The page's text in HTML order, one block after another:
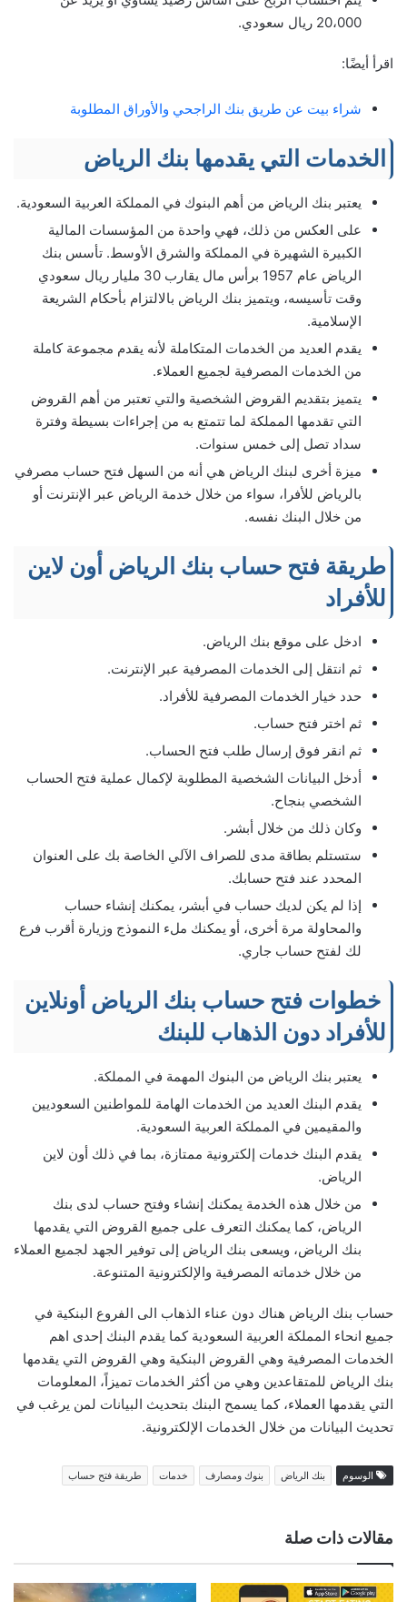
20،000 ريال سعودي.
اقرأ أيضًا:
شراء بيت عن طريق بنك الراجحي والأوراق المطلوبة
الخدمات التي يقدمها بنك الرياض
يعتبر بنك الرياض من أهم البنوك في المملكة العربية السعودية.
على العكس من ذلك، فهي واحدة من المؤسسات المالية
الكبيرة الشهيرة في المملكة والشرق الأوسط. تأسس بنك
الرياض عام 1957 برأس مال يقارب 30 مليار ريال سعودي
وقت تأسيسه، ويتميز بنك الرياض بالالتزام بأحكام الشريعة
الإسلامية.
يقدم العديد من الخدمات المتكاملة لأنه يقدم مجموعة كاملة
من الخدمات المصرفية لجميع العملاء.
يتميز بتقديم القروض الشخصية والتي تعتبر من أهم القروض
التي تقدمها المملكة لما تتمتع به من إجراءات بسيطة وفترة
سداد تصل إلى خمس سنوات.
ميزة أخرى لبنك الرياض هي أنه من السهل فتح حساب مصرفي
بالرياض للأفرا، سواء من خلال خدمة الرياض عبر الإنترنت أو
من خلال البنك نفسه.
طريقة فتح حساب بنك الرياض أون لاين
للأفراد
ادخل على موقع بنك الرياض.
ثم انتقل إلى الخدمات المصرفية عبر الإنترنت.
حدد خيار الخدمات المصرفية للأفراد.
ثم اختر فتح حساب.
ثم انقر فوق إرسال طلب فتح الحساب.
أدخل البيانات الشخصية المطلوبة لإكمال عملية فتح الحساب
الشخصي بنجاح.
وكان ذلك من خلال أبشر.
ستستلم بطاقة مدى للصراف الآلي الخاصة بك على العنوان
المحدد عند فتح حسابك.
إذا لم يكن لديك حساب في أبشر، يمكنك إنشاء حساب
والمحاولة مرة أخرى، أو يمكنك ملء النموذج وزيارة أقرب فرع
لك لفتح حساب جاري.
خطوات فتح حساب بنك الرياض أونلاين
للأفراد دون الذهاب للبنك
يعتبر بنك الرياض من البنوك المهمة في المملكة.
يقدم البنك العديد من الخدمات الهامة للمواطنين السعوديين
والمقيمين في المملكة العربية السعودية.
يقدم البنك خدمات إلكترونية ممتازة، بما في ذلك أون لاين
الرياض.
من خلال هذه الخدمة يمكنك إنشاء وفتح حساب لدى بنك
الرياض، كما يمكنك التعرف على جميع القروض التي يقدمها
بنك الرياض، ويسعى بنك الرياض إلى توفير الجهد لجميع العملاء
من خلال خدماته المصرفية والإلكترونية المتنوعة.
حساب بنك الرياض هناك دون عناء الذهاب الى الفروع البنكية في
جميع انحاء المملكة العربية السعودية كما يقدم البنك إحدى اهم
الخدمات المصرفية وهي القروض البنكية وهي القروض التي يقدمها
بنك الرياض للمتقاعدين وهي من أكثر الخدمات تميزاً، المعلومات
التي يقدمها العملاء، كما يسمح البنك بتحديث البيانات لمن يرغب في
تحديث البيانات من خلال الخدمات الإلكترونية.
الوسوم بنك الرياض بنوك ومصارف خدمات طريقة فتح حساب
مقالات ذات صلة